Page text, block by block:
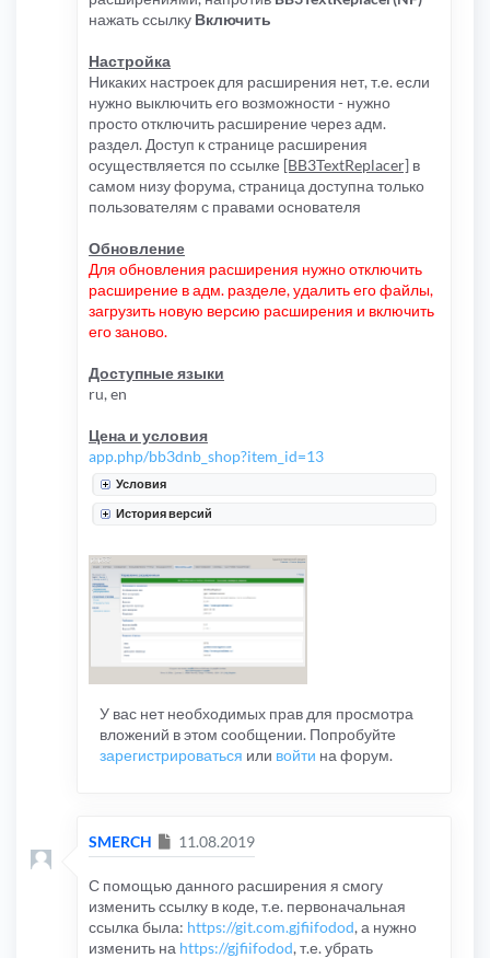
нажать ссылку Включить
Настройка
Никаких настроек для расширения нет, т.е. если
нужно выключить его возможности - нужно
просто отключить расширение через адм.
раздел. Доступ к странице расширения
осуществляется по ссылке [BB3TextReplacer] в
самом низу форума, страница доступна только
пользователям с правами основателя
Обновление
Для обновления расширения нужно отключить
расширение в адм. разделе, удалить его файлы,
загрузить новую версию расширения и включить
его заново.
Доступные языки
ru, en
Цена и условия
app.php/bb3dnb_shop?item_id=13
Условия
История версий
У вас нет необходимых прав для просмотра
вложений в этом сообщении. Попробуйте
зарегистрироваться или войти на форум.
SMERCH Сообщение
11.08.2019
С помощью данного расширения я смогу
изменить ссылку в коде, т.е. первоначальная
ссылка была: https://git.com.gjfiifodod, а нужно
изменить на https://gjfiifodod, т.е. убрать